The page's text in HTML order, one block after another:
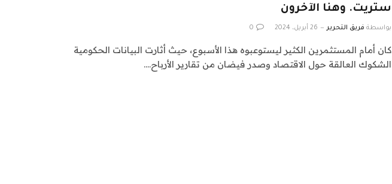
ستريت. وهنا الآخرون
بواسطة فريق التحرير 26 أبريل، 2024 0
كان أمام المستثمرين الكثير ليستوعبوه هذا الأسبوع، حيث أثارت البيانات الحكومية
الشكوك العالقة حول الاقتصاد وصدر فيضان من تقارير الأرباح.…